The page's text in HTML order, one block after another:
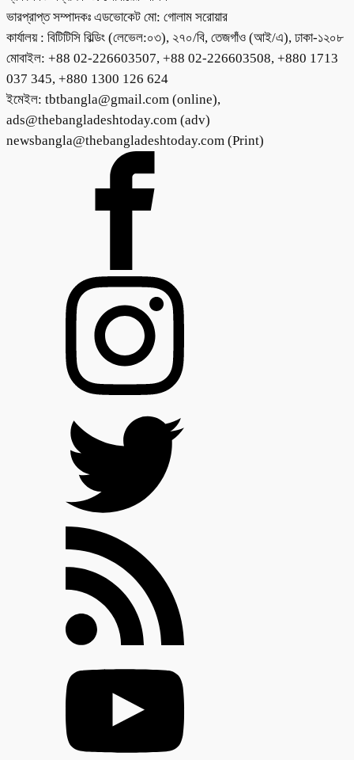
ভারপ্রাপ্ত সম্পাদকঃ এডভোকেট মো: গোলাম সরোয়ার
কার্যালয় : বিটিটিসি বিল্ডিং (লেভেল:০৩), ২৭০/বি, তেজগাঁও (আই/এ), ঢাকা-১২০৮
মোবাইল: +88 02-226603507, +88 02-226603508, +880 1713
037 345, +880 1300 126 624
ইমেইল: tbtbangla@gmail.com (online),
ads@thebangladeshtoday.com (adv)
newsbangla@thebangladeshtoday.com (Print)